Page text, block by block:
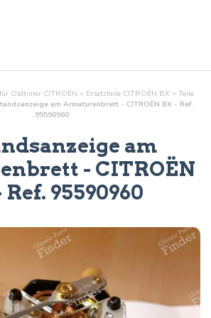
Oldtimer CITROËN > Ersatzteile CITROËN BX > Teile
am Armaturenbrett - CITROËN BX - Ref.
95590960
am
- CITROËN
Ref. 95590960